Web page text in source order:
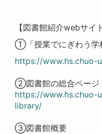
【図書館紹介webサイト
①「授業でにぎわう学
https://www.hs.chuo-
②図書館の総合ページ
https://www.hs.chuo-
library/
③図書館概要